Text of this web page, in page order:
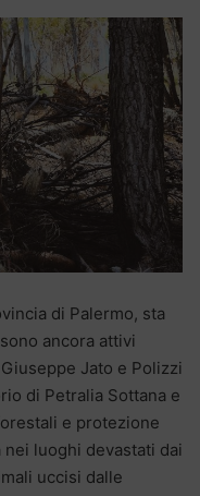
di Palermo, sta
ancora attivi
Jato e Polizzi
di Petralia Sottana e
e protezione
luoghi devastati dai
uccisi dalle